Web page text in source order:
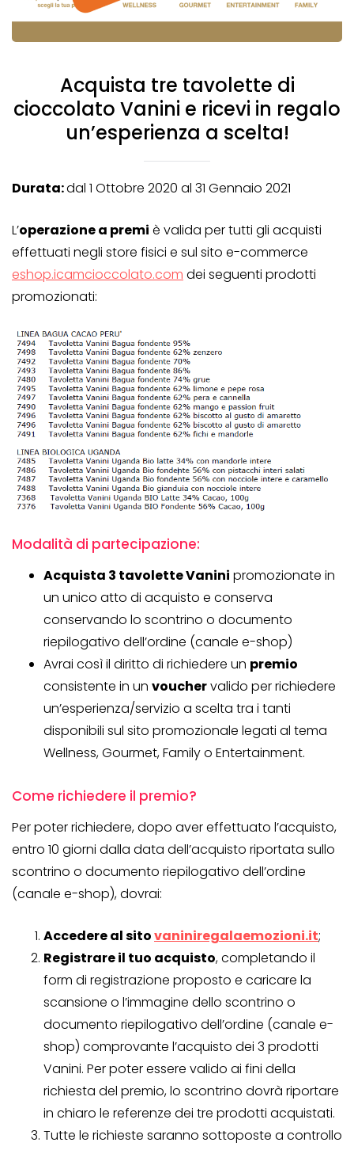
Acquista tre tavolette di
cioccolato Vanini e ricevi in regalo
un’esperienza a scelta!
Durata:dal 1 Ottobre 2020 al 31 Gennaio 2021
L’operazione a premi è valida per tutti gli acquisti
effettuati negli store fisici e sul sito e-commerce
eshop.icamcioccolato.com dei seguenti prodotti
promozionati:
Modalità di partecipazione:
Acquista 3 tavolette Vanini promozionate in
un unico atto di acquisto e conserva
conservando lo scontrino o documento
riepilogativo dell’ordine (canale e-shop)
Avrai così il diritto di richiedere un premio
consistente in un vouchervalido per richiedere
un’esperienza/servizio a scelta tra i tanti
disponibili sul sito promozionale legati al tema
Wellness, Gourmet, Family o Entertainment.
Come richiedere il premio?
Per poter richiedere, dopo aver effettuato l’acquisto,
entro 10 giorni dalla data dell’acquisto riportata sullo
scontrino o documento riepilogativo dell’ordine
(canale e-shop), dovrai:
Accedere al sitovaniniregalaemozioni.it;
Registrare il tuo acquisto, completando il
form di registrazione proposto e caricare la
scansione o l’immagine dello scontrino o
documento riepilogativo dell’ordine (canale e-
shop) comprovante l’acquisto dei 3 prodotti
Vanini. Per poter essere valido ai fini della
richiesta del premio, lo scontrino dovrà riportare
in chiaro le referenze dei tre prodotti acquistati.
Tutte le richieste saranno sottoposte a controllo